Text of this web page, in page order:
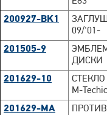
200927-BK1
09/'01-
201505-9
ДИСКИ
201629-10
M-
201629-MA